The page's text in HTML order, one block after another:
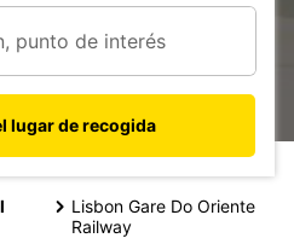
lugar de recogida
Lisbon Gare Do Oriente
Railway